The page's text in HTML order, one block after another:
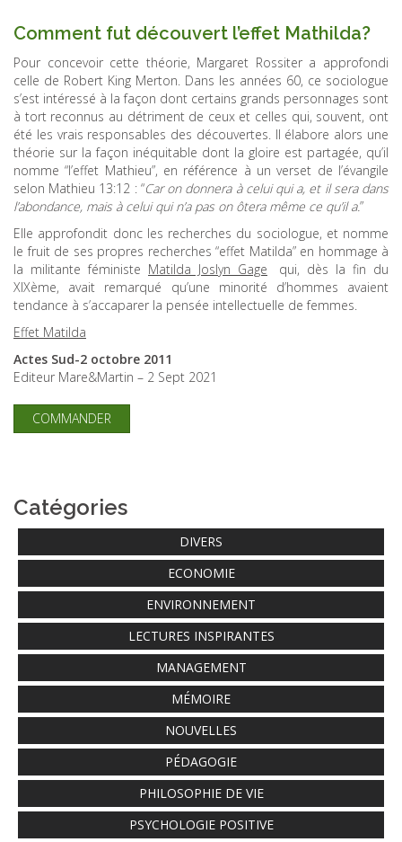
Comment fut découvert l’effet Mathilda?
Pour concevoir cette théorie, Margaret Rossiter a approfondi
celle de Robert King Merton. Dans les années 60, ce sociologue
s’est intéressé à la façon dont certains grands personnages sont
à tort reconnus au détriment de ceux et celles qui, souvent, ont
été les vrais responsables des découvertes. Il élabore alors une
théorie sur la façon inéquitable dont la gloire est partagée, qu’il
nomme “l’effet Mathieu”, en référence à un verset de l’évangile
selon Mathieu 13:12 : “Car on donnera à celui qui a, et il sera dans
l’abondance, mais à celui qui n’a pas on ôtera même ce qu’il a.”
Elle approfondit donc les recherches du sociologue, et nomme
le fruit de ses propres recherches “effet Matilda” en hommage à
la militante féministe Matilda Joslyn Gage
qui, dès la fin du
XIXème, avait remarqué qu’une minorité d’hommes avaient
tendance à s’accaparer la pensée intellectuelle de femmes.
Effet Matilda
Actes Sud-2 octobre 2011
Editeur Mare&Martin – 2 Sept 2021
COMMANDER
Catégories
DIVERS
ECONOMIE
ENVIRONNEMENT
LECTURES INSPIRANTES
MANAGEMENT
MÉMOIRE
NOUVELLES
PÉDAGOGIE
PHILOSOPHIE DE VIE
PSYCHOLOGIE POSITIVE